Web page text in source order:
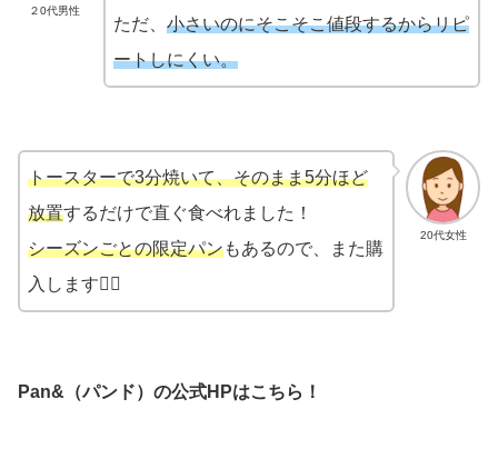
２0代男性
ただ、 小さいのにそこそこ値段するからリピ
ートしにくい。
20代女性
トースターで3分焼いて、そのまま5分ほど
放置するだけで直ぐ食べれました！
シーズンごとの限定パンもあるので、また購
入します🙋‍♀️
Pan&（パンド）の公式HPはこちら！